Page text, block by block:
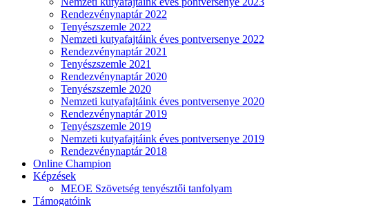
Rendezvénynaptár 2022
Tenyészszemle 2022
Nemzeti kutyafajtáink éves pontversenye 2022
Rendezvénynaptár 2021
Tenyészszemle 2021
Rendezvénynaptár 2020
Tenyészszemle 2020
Nemzeti kutyafajtáink éves pontversenye 2020
Rendezvénynaptár 2019
Tenyészszemle 2019
Nemzeti kutyafajtáink éves pontversenye 2019
Rendezvénynaptár 2018
Online Champion
Képzések
MEOE Szövetség tenyésztői tanfolyam
Támogatóink